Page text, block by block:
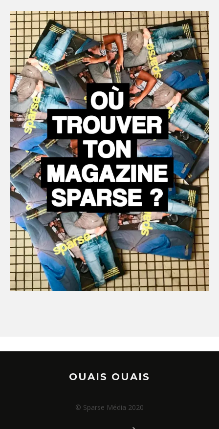
OUAIS OUAIS
© Sparse Média 2020